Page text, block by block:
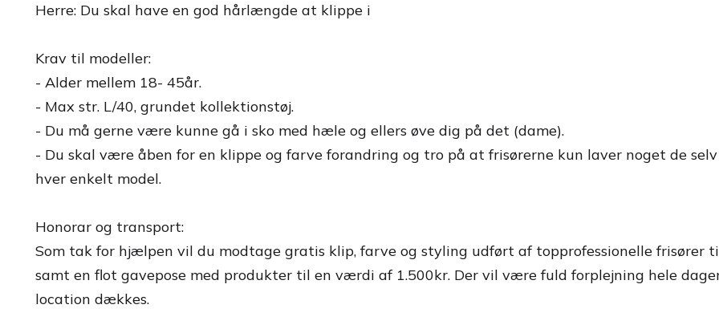
Herre: Du skal have en god hårlængde at klippe i
Krav til modeller:
- Alder mellem 18- 45år.
- Max str. L/40, grundet kollektionstøj.
- Du må gerne være kunne gå i sko med hæle og ellers øve dig på det (dame).
- Du skal være åben for en klippe og farve forandring og tro på at frisørerne kun laver noget de
hver enkelt model.
Honorar og transport:
Som tak for hjælpen vil du modtage gratis klip, farve og styling udført af topprofessionelle frisører
samt en flot gavepose med produkter til en værdi af 1.500kr. Der vil være fuld forplejning hele
location dækkes.